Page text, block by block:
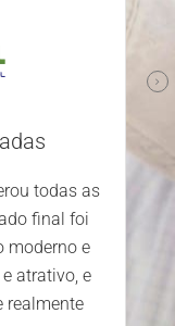
todas as
final foi
moderno e
atrativo, e
realmente